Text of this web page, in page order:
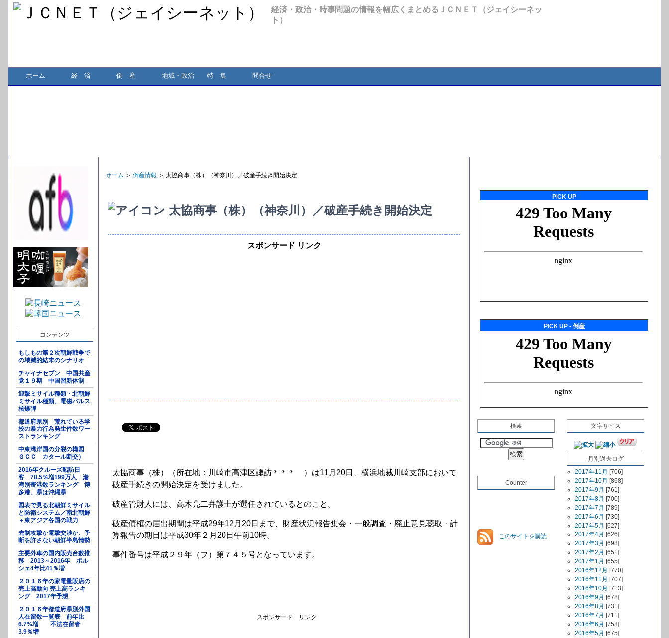
経済・政治・時事問題の情報を幅広くまとめるＪＣＮＥＴ（ジェイシーネッ
ト）
ホーム 経 済 倒 産 地域・政治 特 集 問合せ
コンテンツ
もしもの第２次朝鮮戦争で
の壊滅的結末のシナリオ
チャイナセブン 中国共産
党１９期 中国習新体制
迎撃ミサイル種類・北朝鮮
ミサイル種類、電磁パルス
核爆弾
都道府県別 荒れている学
校の暴力行為発生件数ワー
ストランキング
中東湾岸国の分裂の構図
ＧＣＣ カタール断交）
2016年クルーズ船訪日
客 78.5％増199万人 港
湾別寄港数ランキング 博
多港、県は沖縄県
図表で見る北朝鮮ミサイル
と防衛システム／南北朝鮮
＋東アジア各国の戦力
先制攻撃か電撃交渉か、予
断を許さない朝鮮半島情勢
主要外車の国内販売台数推
移 2013～2016年 ポル
シェ4年比41％増
２０１６年の家電量販店の
売上高動向 売上高ランキ
ング 2017年予想
２０１６年都道府県別外国
人在留数一覧表 前年比
6.7%増 不法在留者
3.9％増
ホーム ＞ 倒産情報 ＞ 太協商事（株）（神奈川）／破産手続き開始決定
太協商事（株）（神奈川）／破産手続き開始決定
スポンサード リンク
太協商事（株）（所在地：川崎市高津区諏訪＊＊＊ ）は11月20日、横浜地裁川崎支部において
破産手続きの開始決定を受けました。
破産管財人には、高木亮二弁護士が選任されているとのこと。
破産債権の届出期間は平成29年12月20日まで、財産状況報告集会・一般調査・廃止意見聴取・計
算報告の期日は平成30年２月20日午前10時。
事件番号は平成２９年（フ）第７４５号となっています。
スポンサード リンク
PICK UP
PICK UP - 倒産
検索
Counter
このサイトを購読
文字サイズ
月別過去ログ
2017年11月 [706]
2017年10月 [868]
2017年9月 [761]
2017年8月 [700]
2017年7月 [789]
2017年6月 [730]
2017年5月 [627]
2017年4月 [626]
2017年3月 [698]
2017年2月 [651]
2017年1月 [655]
2016年12月 [770]
2016年11月 [707]
2016年10月 [713]
2016年9月 [678]
2016年8月 [731]
2016年7月 [711]
2016年6月 [758]
2016年5月 [675]